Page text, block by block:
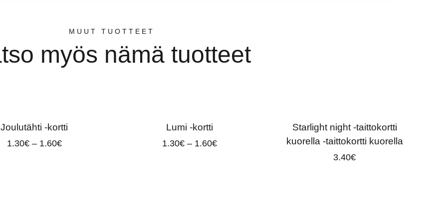
MUUT TUOTTEET
myös nämä tuotteet
Joulutähti -kortti
1.30€ – 1.60€
Lumi -kortti
1.30€ – 1.60€
Starlight night -taittokortti
kuorella -taittokortti kuorella
3.40€